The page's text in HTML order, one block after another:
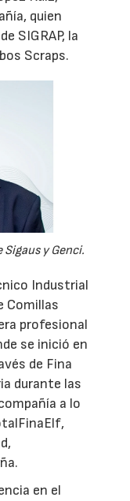
quien
SIGRAP, la
Scraps.
y Genci.
Industrial
Comillas
profesional
se inició en
de Fina
durante las
a lo
en el